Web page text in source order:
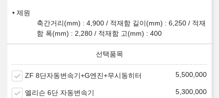
제원
축간거리(mm) : 4,900 / 적재함 길이(mm) : 6,250 / 적재
함 폭(mm) : 2,280 / 적재함 고(mm) : 400
ZF 8단자동변속기+G엔진+무시동히터 5,500,000
엘리슨 6단 자동변속기 5,300,000